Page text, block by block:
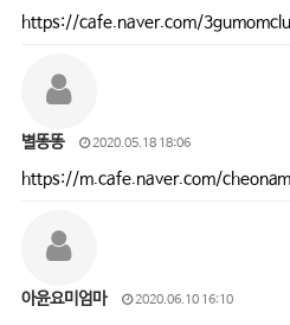
https://cafe.naver.com/
별똥똥 2020.05.18 18:06
https://m.cafe.naver.com/
아윤요미엄마 2020.06.10 16:10